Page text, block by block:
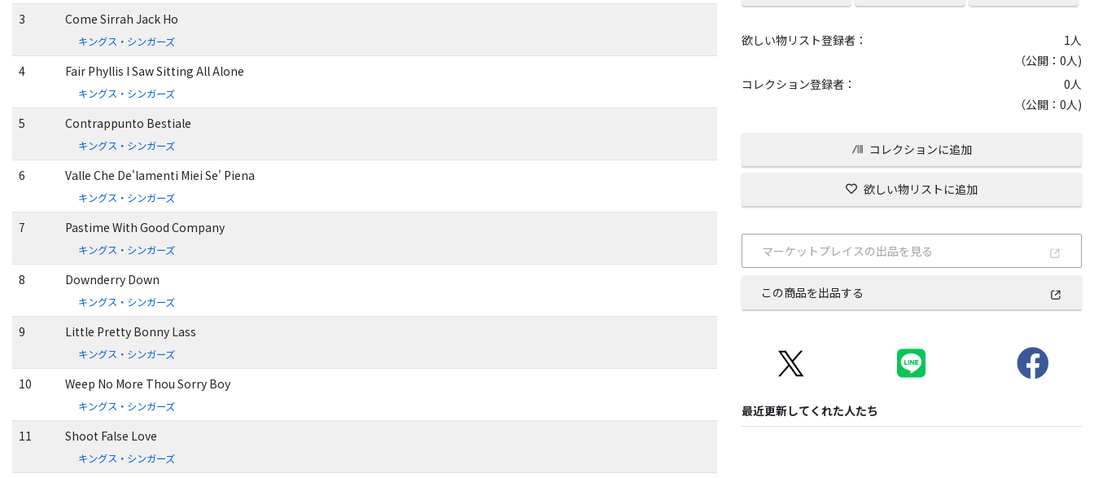
3 Come Sirrah Jack Ho
キングス・シンガーズ
4 Fair Phyllis I Saw Sitting All Alone
キングス・シンガーズ
5 Contrappunto Bestiale
キングス・シンガーズ
6 Valle Che De'lamenti Miei Se' Piena
キングス・シンガーズ
7 Pastime With Good Company
キングス・シンガーズ
8 Downderry Down
キングス・シンガーズ
9 Little Pretty Bonny Lass
キングス・シンガーズ
10 Weep No More Thou Sorry Boy
キングス・シンガーズ
11 Shoot False Love
キングス・シンガーズ
欲しい物リスト登録者： 1 人
（公開：0人)
コレクション登録者：
0人
（公開：0人)
コレクションに追加
欲しい物リストに追加
マーケットプレイスの出品を見る
この商品を出品する
最近更新してくれた人たち